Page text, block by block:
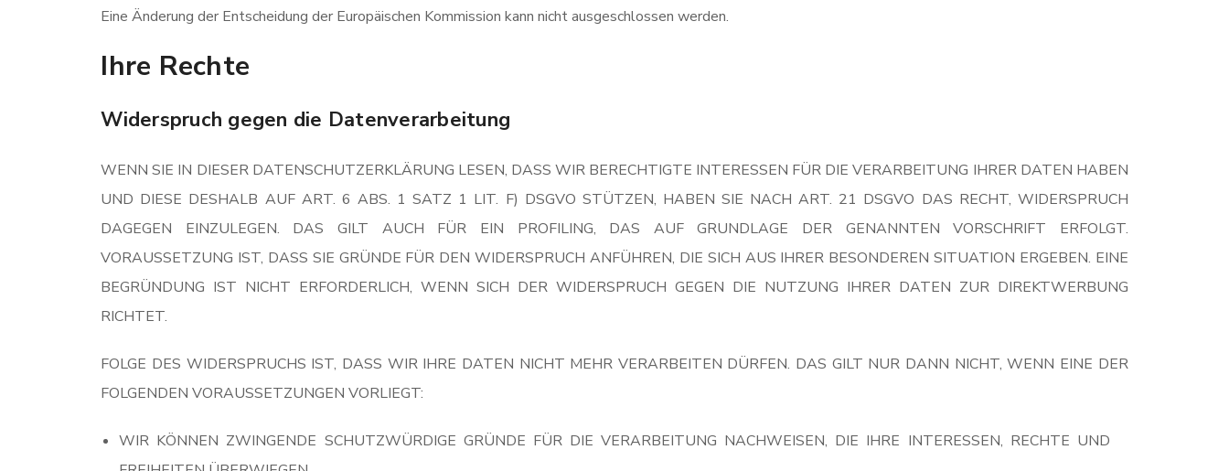
Eine Änderung der Entscheidung der Europäischen Kommission kann nicht ausgeschlossen werden.
Ihre Rechte
Widerspruch gegen die Datenverarbeitung
WENN SIE IN DIESER DATENSCHUTZERKLÄRUNG LESEN, DASS WIR BERECHTIGTE INTERESSEN FÜR DIE VERARBEITUNG IHRER DATEN HABEN
UND DIESE DESHALB AUF ART. 6 ABS. 1 SATZ 1 LIT. F) DSGVO STÜTZEN, HABEN SIE NACH ART. 21 DSGVO DAS RECHT, WIDERSPRUCH
DAGEGEN EINZULEGEN. DAS GILT AUCH FÜR EIN PROFILING, DAS AUF GRUNDLAGE DER GENANNTEN VORSCHRIFT ERFOLGT.
VORAUSSETZUNG IST, DASS SIE GRÜNDE FÜR DEN WIDERSPRUCH ANFÜHREN, DIE SICH AUS IHRER BESONDEREN SITUATION ERGEBEN. EINE
BEGRÜNDUNG IST NICHT ERFORDERLICH, WENN SICH DER WIDERSPRUCH GEGEN DIE NUTZUNG IHRER DATEN ZUR DIREKTWERBUNG
RICHTET.
FOLGE DES WIDERSPRUCHS IST, DASS WIR IHRE DATEN NICHT MEHR VERARBEITEN DÜRFEN. DAS GILT NUR DANN NICHT, WENN EINE DER
FOLGENDEN VORAUSSETZUNGEN VORLIEGT:
WIR KÖNNEN ZWINGENDE SCHUTZWÜRDIGE GRÜNDE FÜR DIE VERARBEITUNG NACHWEISEN, DIE IHRE INTERESSEN, RECHTE UND